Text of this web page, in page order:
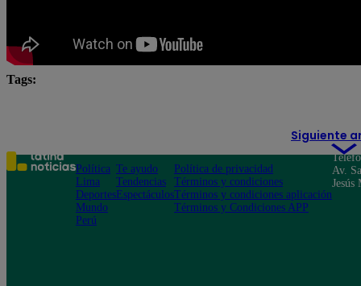
Tags:
Siguiente
Política
Lima
Deportes
Mundo
Perú
Te ayudo
Tendencias
Espectáculos
Política de privacidad
Términos y condiciones
Términos y condiciones aplicación
Términos y Condiciones APP
Av.
Jesús